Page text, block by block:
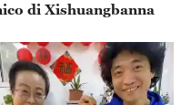
di Xishuangbanna